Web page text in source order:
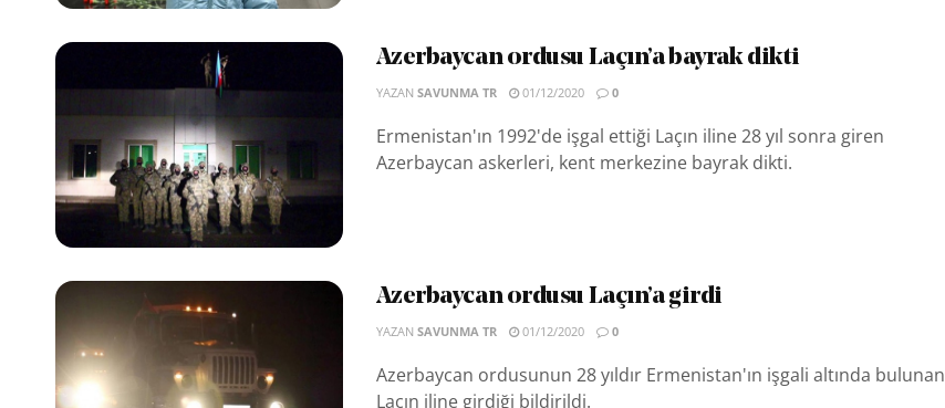
Azerbaycan ordusu Laçın’a bayrak dikti
YAZAN SAVUNMA TR 01/12/2020 0
Ermenistan'ın 1992'de işgal ettiği Laçın iline 28 yıl sonra giren
Azerbaycan askerleri, kent merkezine bayrak dikti.
Azerbaycan ordusu Laçın’a girdi
YAZAN SAVUNMA TR 01/12/2020 0
Azerbaycan ordusunun 28 yıldır Ermenistan'ın işgali altında bulunan
Laçın iline girdiği bildirildi.